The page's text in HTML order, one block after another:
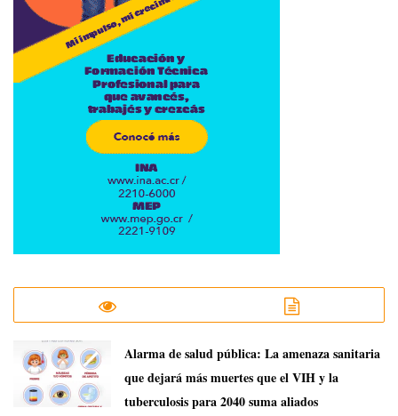
​Alarma de salud pública: La amenaza sanitaria
que dejará más muertes que el VIH y la
tuberculosis para 2040 suma aliados